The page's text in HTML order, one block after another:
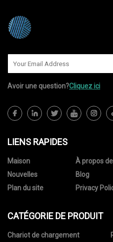
Avoir une question?Cliquez ici
LIENS RAPIDES
Maison À propos
Nouvelles
Blog
Plan du site
Privacy
CATÉGORIE DE PRODUIT
Chariot de chargement